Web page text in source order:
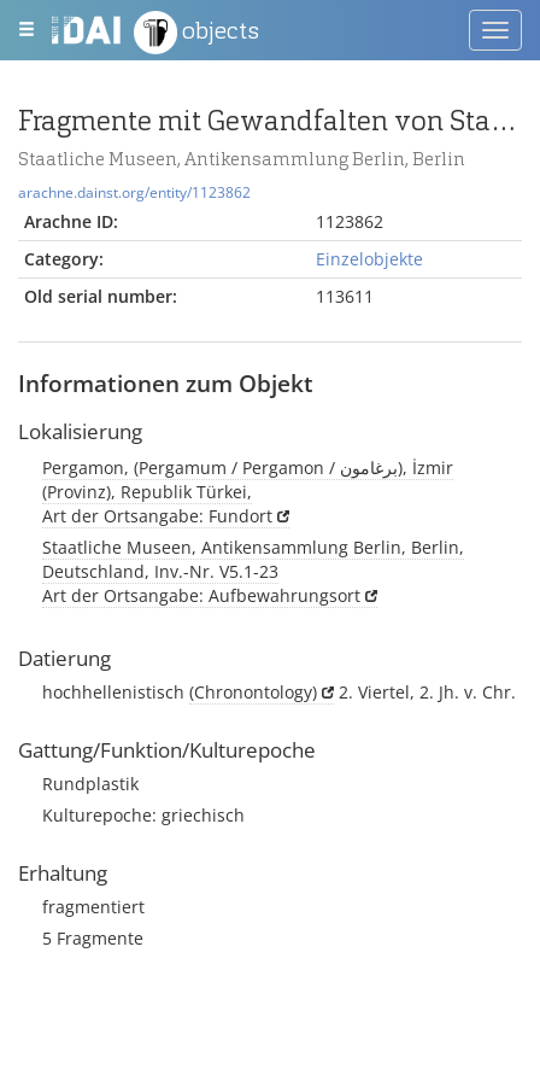
objects
Fragmente mit Gewandfalten von Statuen vom Pergamonaltar
Staatliche Museen, Antikensammlung Berlin, Berlin
arachne.dainst.org/entity/1123862
Arachne ID:
1123862
Category:
Einzelobjekte
Old serial number:
113611
Informationen zum Objekt
Lokalisierung
Pergamon, (Pergamum / Pergamon / برغامون), İzmir
(Provinz), Republik Türkei,
Art der Ortsangabe: Fundort
Staatliche Museen, Antikensammlung Berlin, Berlin,
Deutschland, Inv.-Nr. V5.1-23
Art der Ortsangabe: Aufbewahrungsort
Datierung
hochhellenistisch (Chronontology) 2. Viertel, 2. Jh. v. Chr.
Gattung/Funktion/Kulturepoche
Rundplastik
Kulturepoche: griechisch
Erhaltung
fragmentiert
5 Fragmente